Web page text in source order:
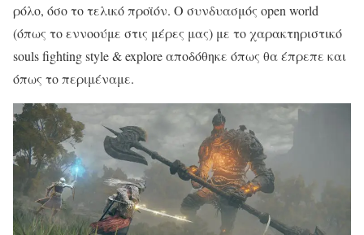
ρόλο, όσο το τελικό προϊόν. Ο συνδυασμός open world
(όπως το εννοούμε στις μέρες μας) με το χαρακτηριστικό
souls fighting style & explore αποδόθηκε όπως θα έπρεπε και
όπως το περιμέναμε.